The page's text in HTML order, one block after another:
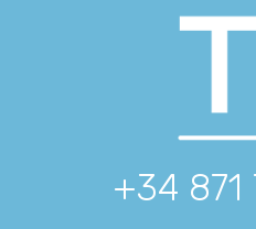
+34 871